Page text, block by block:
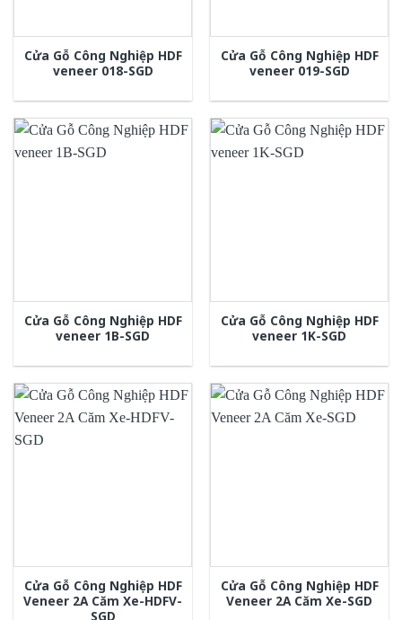
Cửa Gỗ Công Nghiệp HDF
veneer 018-SGD
Cửa Gỗ Công Nghiệp HDF
veneer 019-SGD
Cửa Gỗ Công Nghiệp HDF
veneer 1B-SGD
Cửa Gỗ Công Nghiệp HDF
veneer 1K-SGD
Cửa Gỗ Công Nghiệp HDF
Veneer 2A Căm Xe-HDFV-
SGD
Cửa Gỗ Công Nghiệp HDF
Veneer 2A Căm Xe-SGD